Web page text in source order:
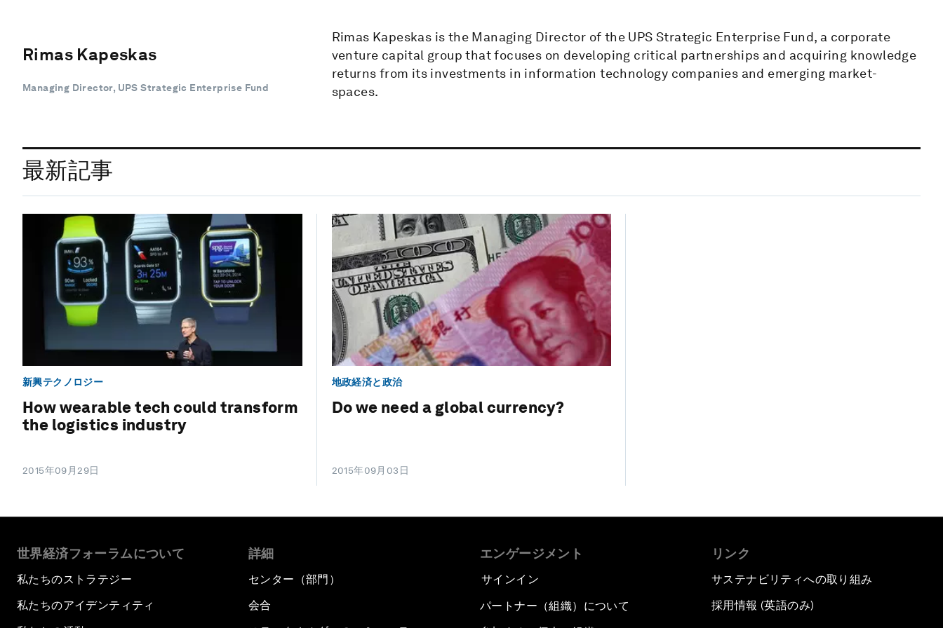
Rimas Kapeskas
Managing Director, UPS Strategic Enterprise Fund
Rimas Kapeskas is the Managing Director of the UPS Strategic Enterprise Fund, a corporate
venture capital group that focuses on developing critical partnerships and acquiring knowledge
returns from its investments in information technology companies and emerging market-
spaces.
最新記事
新興テクノロジー
How wearable tech could transform
the logistics industry
2015年09月29日
地政経済と政治
Do we need a global currency?
2015年09月03日
世界経済フォーラムについて
私たちのストラテジー
私たちのアイデンティティ
詳細
センター（部門）
会合
エンゲージメント
サインイン
パートナー（組織）について
リンク
サステナビリティへの取り組み
採用情報 (英語のみ)